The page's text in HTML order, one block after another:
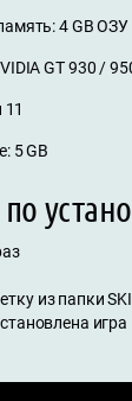
4 GB ОЗУ
GT 930 /
11
5 GB
из папки
игра